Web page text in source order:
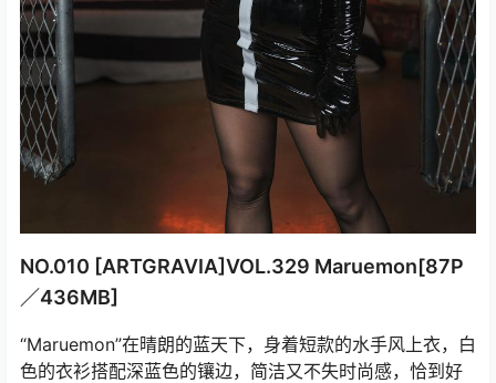
NO.010 [ARTGRAVIA]VOL.329 Maruemon[87P
／436MB]
“Maruemon”在晴朗的蓝天下，身着短款的水手风上衣，白
色的衣衫搭配深蓝色的镶边，简洁又不失时尚感，恰到好